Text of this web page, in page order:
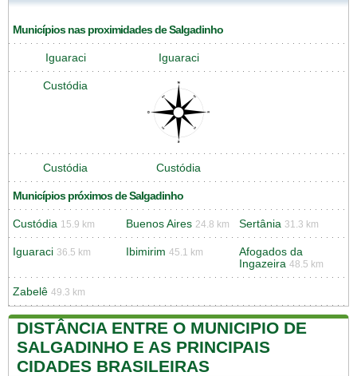
Municípios nas proximidades de Salgadinho
Iguaraci Iguaraci
Custódia
Custódia Custódia
Municípios próximos de Salgadinho
Custódia 15.9 km Buenos Aires 24.8 km Sertânia 31.3 km
Iguaraci 36.5 km Ibimirim 45.1 km
Afogados da
Ingazeira 48.5 km
Zabelê 49.3 km
DISTÂNCIA ENTRE O MUNICIPIO DE
SALGADINHO E AS PRINCIPAIS
CIDADES BRASILEIRAS